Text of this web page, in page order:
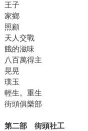
王子
家鄉
照顧
天人交戰
餓的滋味
八百萬得主
晃晃
璞玉
輕生。重生
街頭俱樂部
第二部 街頭社工